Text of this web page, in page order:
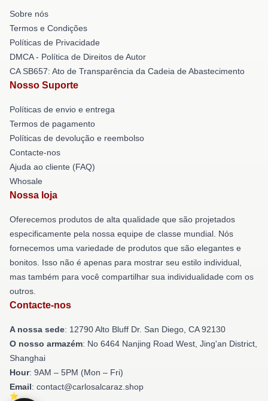
Sobre nós
Termos e Condições
Políticas de Privacidade
DMCA - Política de Direitos de Autor
CA SB657: Ato de Transparência da Cadeia de Abastecimento
Nosso Suporte
Políticas de envio e entrega
Termos de pagamento
Políticas de devolução e reembolso
Contacte-nos
Ajuda ao cliente (FAQ)
Whosale
Nossa loja
Oferecemos produtos de alta qualidade que são projetados
especificamente pela nossa equipe de classe mundial. Nós
fornecemos uma variedade de produtos que são elegantes e
bonitos. Isso não é apenas para mostrar seu estilo individual,
mas também para você compartilhar sua individualidade com os
outros.
Contacte-nos
A nossa sede: 12790 Alto Bluff Dr. San Diego, CA 92130
O nosso armazém: No 6464 Nanjing Road West, Jing'an District,
Shanghai
Hour: 9AM – 5PM (Mon – Fri)
Email: contact@carlosalcaraz.shop